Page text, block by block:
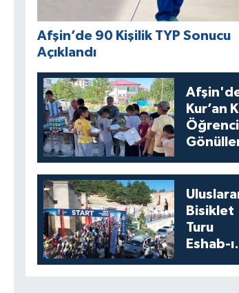
Afşin’de 90 Kişilik TYP Sonucu
Açıklandı
Kur’an
Bisiklet
Turu
Eshab-ı